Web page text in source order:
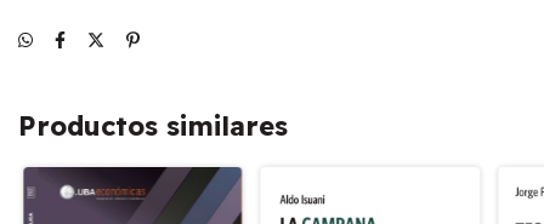
Productos similares